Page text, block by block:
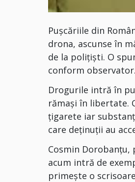
Puşcăriile din
drona, ascunse în
de la poliţişti. O
conform observator.
Drogurile intră în
rămași în libertate.
țigarete iar
care deținuții au
Cosmin
acum intră de
primește o